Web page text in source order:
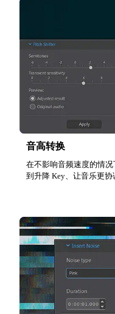
音高转换
在不影响音频速度的情
到升降 Key、让音乐更协